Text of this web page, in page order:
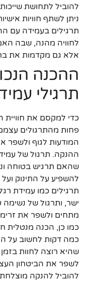
להוביל לתחושת
ניתן לשתף חוויות
תרגילים בעמידה עם
לחוויה מהנה, שבה
אלא גם מקדמות את
ההכנה
תרגילי
כדי למקסם את
פחות מהתרגולים
המודעות לגוף ולשפר
ההנקה. תרגול של
שהאם תרגיש בטוחה
להשפיע על התינוק
תרגילים כמו עמידת
ישר, ותרגול של
מתחים ולשפר את
כמו כן, הכנה מנטלית
כמה דקות לחשוב על
שהיא רוצה לחוות
לשפר את הביטחון
להוביל להנקה